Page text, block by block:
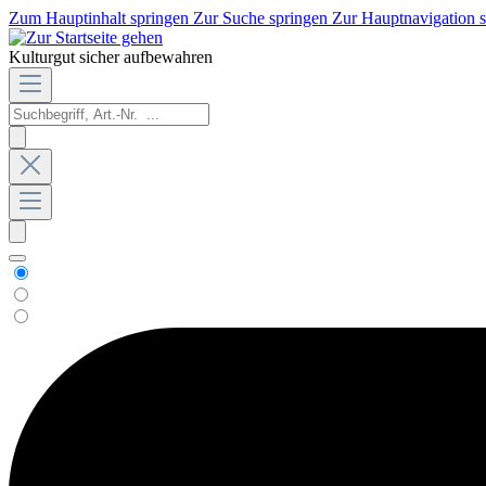
Zum Hauptinhalt springen Zur Suche springen Zur Hauptnavigation
Kulturgut sicher aufbewahren